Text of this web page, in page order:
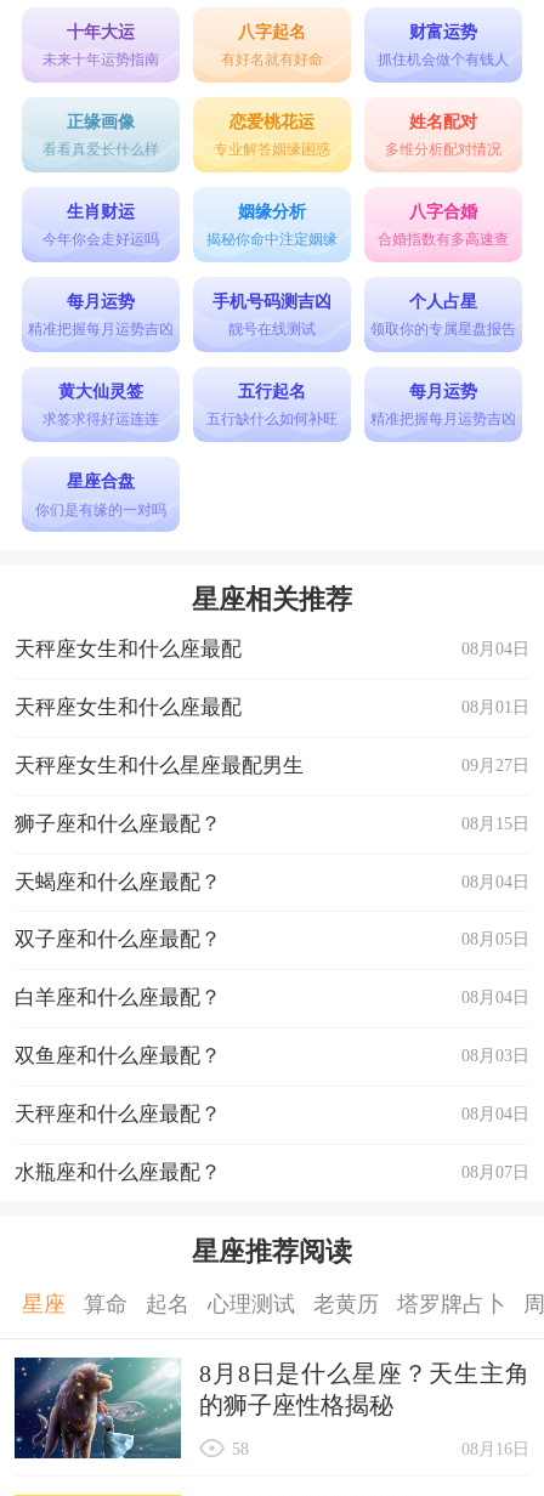
十年大运
未来十年运势指南
八字起名
有好名就有好命
财富运势
抓住机会做个有钱人
正缘画像
看看真爱长什么样
恋爱桃花运
专业解答姻缘困惑
姓名配对
多维分析配对情况
生肖财运
今年你会走好运吗
姻缘分析
揭秘你命中注定姻缘
八字合婚
合婚指数有多高速查
每月运势
精准把握每月运势吉凶
手机号码测吉凶
靓号在线测试
个人占星
领取你的专属星盘报告
黄大仙灵签
求签求得好运连连
五行起名
五行缺什么如何补旺
每月运势
精准把握每月运势吉凶
星座合盘
你们是有缘的一对吗
星座相关推荐
08月04日
天秤座女生和什么座最配
08月01日
天秤座女生和什么座最配
09月27日
天秤座女生和什么星座最配男生
08月15日
狮子座和什么座最配？
08月04日
天蝎座和什么座最配？
08月05日
双子座和什么座最配？
08月04日
白羊座和什么座最配？
08月03日
双鱼座和什么座最配？
08月04日
天秤座和什么座最配？
08月07日
水瓶座和什么座最配？
星座推荐阅读
星座 算命 起名 心理测试 老黄历 塔罗牌占卜
8月8日是什么星座？天生主角
的狮子座性格揭秘
08月16日
58